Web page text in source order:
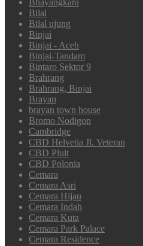
Bhayangkara
Bilal
Bilal ujung
Binjai
Binjai - Aceh
Binjai-Tandam
Bintaro Sektor 9
Brahrang
Brahrang, Binjai
Brayan
brayan town house
Bromo Nodigon
Cambridge
CBD Helvetia Jl. Veteran
CBD Pluit
CBD Polonia
Cemara
Cemara Asri
Cemara Hijau
Cemara Indah
Cemara Kuta
Cemara Park Palace
Cemara Residence